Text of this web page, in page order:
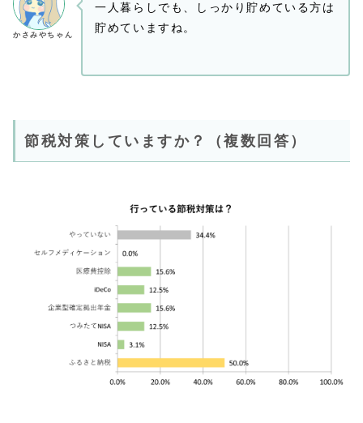
かさみやちゃん
一人暮らしでも、しっかり貯めている方は
貯めていますね。
節税対策していますか？（複数回答）